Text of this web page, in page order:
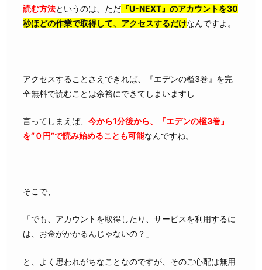
読む方法というのは、ただ 『U-NEXT』のアカウントを30
秒ほどの作業で取得して、アクセスするだけなんですよ。
アクセスすることさえできれば、『エデンの檻3巻』を完
全無料で読むことは余裕にできてしまいますし
言ってしまえば、 今から1分後から、『エデンの檻3巻』
を“０円”で読み始めることも可能なんですね。
そこで、
「でも、アカウントを取得したり、サービスを利用するに
は、お金がかかるんじゃないの？」
と、よく思われがちなことなのですが、そのご心配は無用